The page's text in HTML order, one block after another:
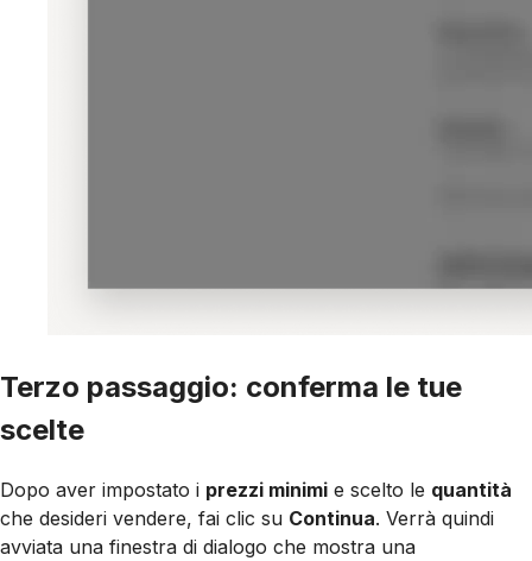
Terzo passaggio: conferma le tue
scelte
Dopo aver impostato i prezzi minimi e scelto le quantità
che desideri vendere, fai clic su Continua. Verrà quindi
avviata una finestra di dialogo che mostra una